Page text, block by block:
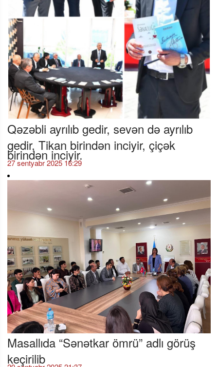
Qəzəbli ayrılıb gedir, sevən də ayrılıb
gedir, Tikan birindən inciyir, çiçək
birindən inciyir.
27 sentyabr 2025 16:29
Masallıda “Sənətkar ömrü” adlı görüş
keçirilib